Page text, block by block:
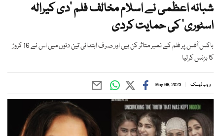
شبانہ اعظمی نے اسلام مخالف فلم ’دی کیرالہ
اسٹوری‘ کی حمایت کردی
باکس آفس پر فلم کے نمبر متاثر کن ہیں اور صرف ابتدائی تین دنوں میں اس نے 16 کروڑ
کا بزنس کرلیا
ویب ڈیسک May 08, 2023